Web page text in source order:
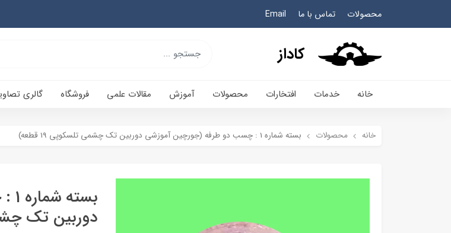
محصولات تماس با ما Email
کاداز
خانه خدمات افتخارات محصولات آموزش مقالات علمی فروشگاه گالری
خانه محصولات بسته شماره 1 : چسب دو طرفه (جورچین آموزشی دوربین تک چشمی تلسکوپی 19 قطعه)
دوربین تک چشمی